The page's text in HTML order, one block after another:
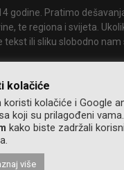
godine. Pratimo
te regiona i svijeta.
tekst ili sliku slobodno nam
kolačiće
koristi kolačiće i Google
koji su prilagođeni
kako biste zadržali
više